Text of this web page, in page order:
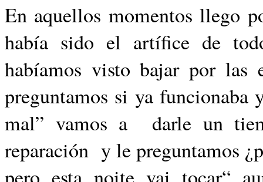
En aquellos momentos llego
había sido el artífice de
habíamos visto bajar por las
preguntamos si ya
mal” vamos a darle un
reparación y le preguntamos
pero esta noite vai tocar“